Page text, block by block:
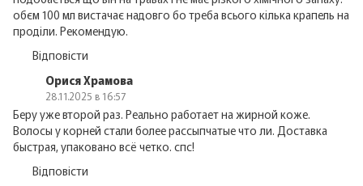
обєм 100 мл вистачає надовго бо треба всього кілька крапель на
проділи. Рекомендую.
Відповісти
Орися Храмова
28.11.2025 в 16:57
Беру уже второй раз. Реально работает на жирной коже.
Волосы у корней стали более рассыпчатые что ли. Доставка
быстрая, упаковано всё четко. спс!
Відповісти